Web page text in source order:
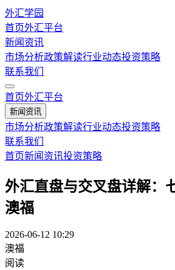
外汇学园
首页外汇平台
新闻资讯
市场分析政策解读行业动态投资策略
联系我们
首页外汇平台
新闻资讯
市场分析政策解读行业动态投资策略
联系我们
首页新闻资讯投资策略
外汇直盘与交叉盘详解：
澳福
2026-06-12 10:29
澳福
阅读